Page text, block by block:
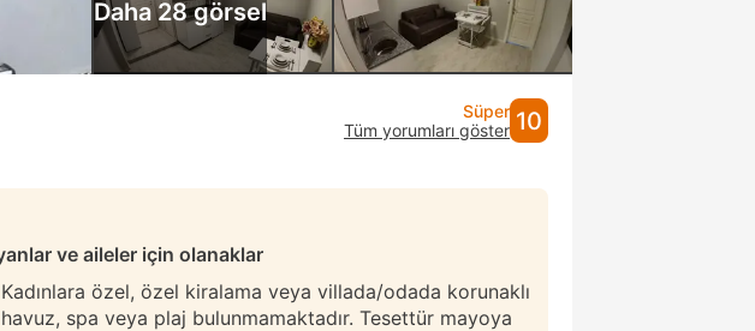
Daha 28 görsel
Süper
Tüm yorumları göster 10
ve aileler için olanaklar
Kadınlara özel, özel kiralama veya villada/odada korunaklı
havuz, spa veya plaj bulunmamaktadır. Tesettür mayoya